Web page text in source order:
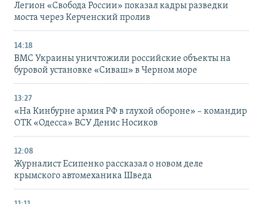
Легион «Свобода России» показал кадры разведки
моста через Керченский пролив
14:18
ВМС Украины уничтожили российские объекты на
буровой установке «Сиваш» в Черном море
13:27
«На Кинбурне армия РФ в глухой обороне» – командир
ОТК «Одесса» ВСУ Денис Носиков
12:08
Журналист Есипенко рассказал о новом деле
крымского автомеханика Шведа